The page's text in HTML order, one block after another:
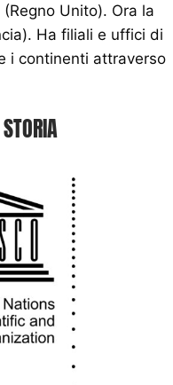
Unito). Ora la
Ha filiali e uffici di
i continenti attraverso